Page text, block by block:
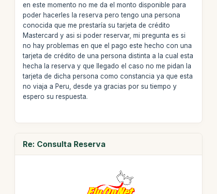
en este momento no me da el monto disponible para
poder hacerles la reserva pero tengo una persona
conocida que me prestaría su tarjeta de crédito
Mastercard y asi si poder reservar, mi pregunta es si
no hay problemas en que el pago este hecho con una
tarjeta de crédito de una persona distinta a la cual esta
hecha la reserva y que llegado el caso no me pidan la
tarjeta de dicha persona como constancia ya que esta
no viaja a Peru, desde ya gracias por su tiempo y
espero su respuesta.
Re: Consulta Reserva